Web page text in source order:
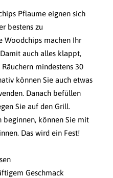
Pflaume eignen sich
bestens zu
Woodchips machen Ihr
auch alles klappt,
mindestens 30
können Sie auch etwas
Danach befüllen
Sie auf den Grill.
beginnen, können Sie mit
Das wird ein Fest!
Geschmack